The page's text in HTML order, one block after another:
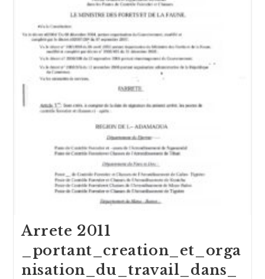
Arrete 2011
_portant_creation_et_orga
nisation_du_travail_dans_